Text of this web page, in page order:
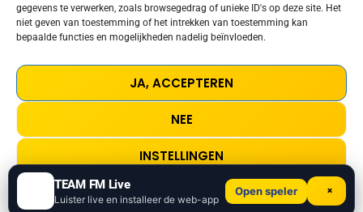
gegevens te verwerken, zoals browsegedrag of unieke ID's op deze site. Het
niet geven van toestemming of het intrekken van toestemming kan
bepaalde functies en mogelijkheden nadelig beïnvloeden.
JA, ACCEPTEREN
NEE
INSTELLINGEN
Cookie Policy Privacy Policy
play_arrow
Please Don't Go
keyboard_arrow_right
STREAMS
COOKIE POLICY (EU)
TEAM FM Live
Luister live en installeer de web-app
Open speler ×